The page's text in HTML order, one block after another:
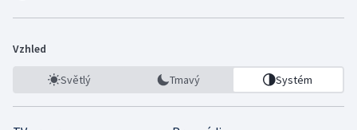
Vzhled
Světlý Tmavý Systém